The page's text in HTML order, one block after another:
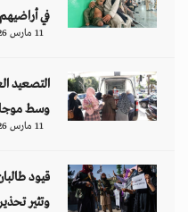
في أراضيهم
11 مارس 2026 - 11:19
التصعيد
وسط
11 مارس 2026 - 10:26
قيود
وتثير